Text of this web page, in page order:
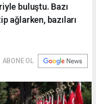
buluştu. Bazı
ağlarken, bazıları
ABONE OL